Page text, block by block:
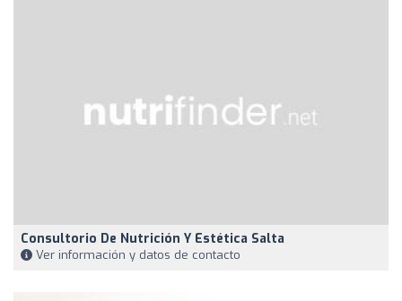
Consultorio De Nutrición Y Estética Salta
Ver información y datos de contacto